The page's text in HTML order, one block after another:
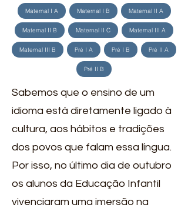
Maternal I A Maternal I B Maternal II A
Maternal II B Maternal II C Maternal III A
Maternal III B Pré I A Pré I B Pré II A
Pré II B
Sabemos que o ensino de um
idioma está diretamente ligado à
cultura, aos hábitos e tradições
dos povos que falam essa língua.
Por isso, no último dia de outubro
os alunos da Educação Infantil
vivenciaram uma imersão na